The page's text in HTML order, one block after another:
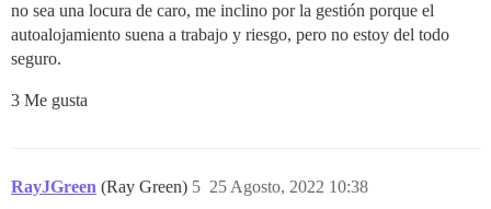
no sea una locura de caro, me inclino por la gestión porque el
autoalojamiento suena a trabajo y riesgo, pero no estoy del todo
seguro.
3 Me gusta
RayJGreen (Ray Green) 25 Agosto, 2022 10:38
5